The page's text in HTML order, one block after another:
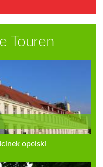
Touren
opolski